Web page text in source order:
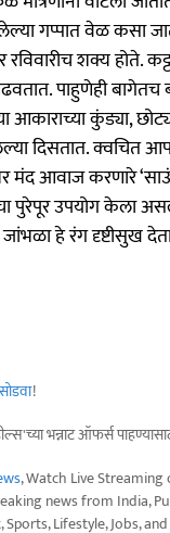
गप्पात वेळ कसा
रविवारीच शक्य होते.
पाहुणेही
आकाराच्या कुंड्या,
दिसतात. क्वचित
मंद आवाज करणारे
उपयोग केला
जांभळा हे रंग दृष्टीसुख
!
भन्नाट ऑफर्स
, Watch Live Streaming
news from India,
Lifestyle, Jobs,